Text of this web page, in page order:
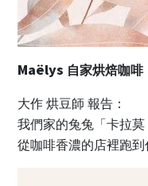
Maëlys 自家烘焙咖啡
大作 烘豆師 報告：
我們家的兔兔「卡拉莫
從咖啡香濃的店裡跑到